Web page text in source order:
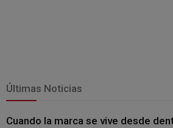
Últimas Noticias
Cuando la marca se vive desde